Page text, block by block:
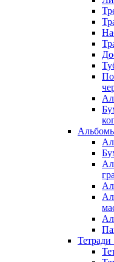
Тетради